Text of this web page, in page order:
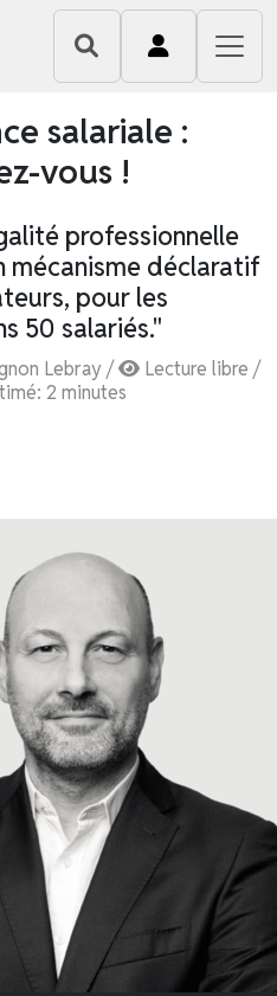
salariale :
vous !
professionnelle
mécanisme déclaratif
pour les
50 salariés."
Lebray /
Lecture libre /
2 minutes